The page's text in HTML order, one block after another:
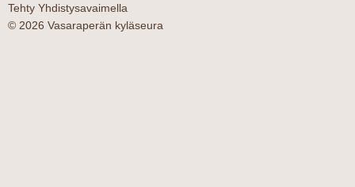
Tehty Yhdistysavaimella
© 2026 Vasaraperän kyläseura